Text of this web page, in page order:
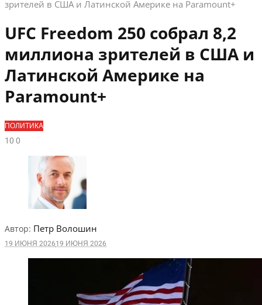
зрителей в США и Латинской Америке на Paramount+
UFC Freedom 250 собрал 8,2
миллиона зрителей в США и
Латинской Америке на
Paramount+
ПОЛИТИКА
100
Автор: Петр Волошин
19 ИЮНЯ 202619 ИЮНЯ 2026